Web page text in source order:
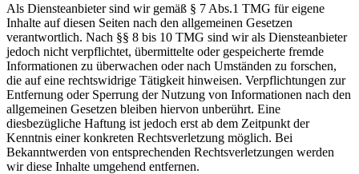
Als Diensteanbieter sind wir gemäß § 7 Abs.1 TMG für eigene
Inhalte auf diesen Seiten nach den allgemeinen Gesetzen
verantwortlich. Nach §§ 8 bis 10 TMG sind wir als Diensteanbieter
jedoch nicht verpflichtet, übermittelte oder gespeicherte fremde
Informationen zu überwachen oder nach Umständen zu forschen,
die auf eine rechtswidrige Tätigkeit hinweisen. Verpflichtungen zur
Entfernung oder Sperrung der Nutzung von Informationen nach den
allgemeinen Gesetzen bleiben hiervon unberührt. Eine
diesbezügliche Haftung ist jedoch erst ab dem Zeitpunkt der
Kenntnis einer konkreten Rechtsverletzung möglich. Bei
Bekanntwerden von entsprechenden Rechtsverletzungen werden
wir diese Inhalte umgehend entfernen.